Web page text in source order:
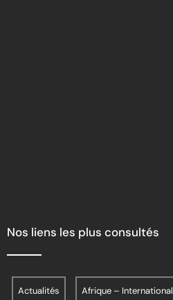
Nos liens les plus consultés
Actualités Afrique – International